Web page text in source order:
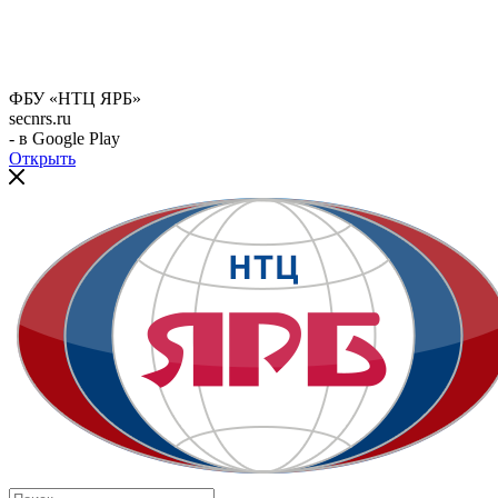
ФБУ «НТЦ ЯРБ»
secnrs.ru
- в Google Play
Открыть